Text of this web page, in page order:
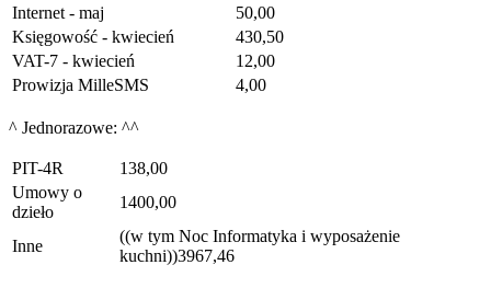
Internet - maj
50,00
Księgowość - kwiecień
430,50
VAT-7 - kwiecień
12,00
Prowizja MilleSMS
4,00
^ Jednorazowe: ^^
PIT-4R
138,00
Umowy o
dzieło
1400,00
Inne
((w tym Noc Informatyka i wyposażenie
kuchni))3967,46